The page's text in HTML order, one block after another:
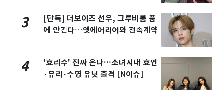
3
[단독] 더보이즈 선우, 그루비룸 품
에 안긴다…앳에어리어와 전속계약
4
'효리수' 진짜 온다…소녀시대 효연
·유리·수영 유닛 출격 [N이슈]